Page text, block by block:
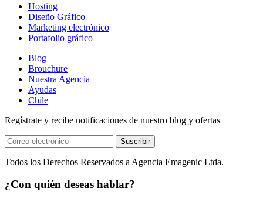
Hosting
Diseño Gráfico
Marketing electrónico
Portafolio gráfico
Blog
Brouchure
Nuestra Agencia
Ayudas
Chile
Regístrate y recibe notificaciones de nuestro blog y ofertas
Suscribir
Todos los Derechos Reservados a Agencia Emagenic Ltda.
¿Con quién deseas hablar?